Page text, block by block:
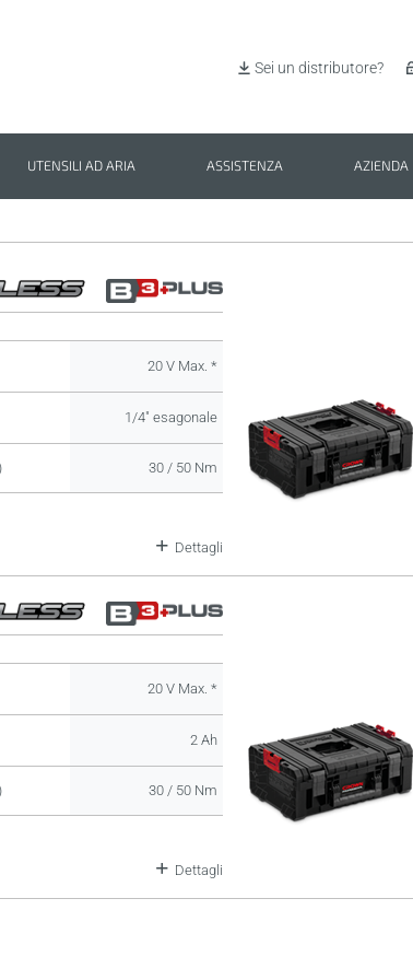
Sei un distributore?
UTENSILI AD ARIA ASSISTENZA AZIENDA
20 V Max. *
1/4" esagonale
30 / 50 Nm
Dettagli
20 V Max. *
2 Ah
30 / 50 Nm
Dettagli